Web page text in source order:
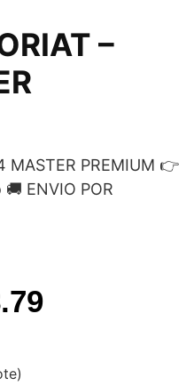
–
MASTER PREMIUM 👉
ENVIO POR
Current